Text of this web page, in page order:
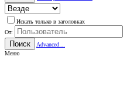
Искать только в заголовках
От:
Поиск
Advanced…
Меню